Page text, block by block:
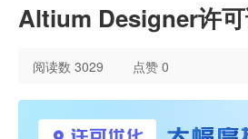
Altium Designer许
阅读数 3029 点赞 0